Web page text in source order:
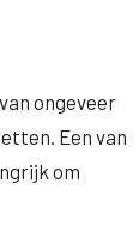
ongeveer
Een van
om